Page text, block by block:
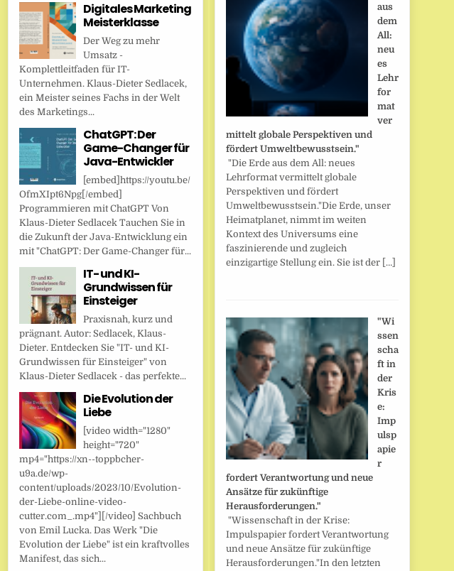
Digitales Marketing
Meisterklasse
Der Weg zu mehr
Umsatz -
Komplettleitfaden für IT-
Unternehmen. Klaus-Dieter Sedlacek,
ein Meister seines Fachs in der Welt
des Marketings...
ChatGPT: Der
Game-Changer für
Java-Entwickler
[embed]https://youtu.be/
OfmXIpt6Npg[/embed]
Programmieren mit ChatGPT Von
Klaus-Dieter Sedlacek Tauchen Sie in
die Zukunft der Java-Entwicklung ein
mit "ChatGPT: Der Game-Changer für...
IT- und KI-
Grundwissen für
Einsteiger
Praxisnah, kurz und
prägnant. Autor: Sedlacek, Klaus-
Dieter. Entdecken Sie "IT- und KI-
Grundwissen für Einsteiger" von
Klaus-Dieter Sedlacek - das perfekte...
Die Evolution der
Liebe
[video width="1280"
height="720"
mp4="https://xn--toppbcher-
u9a.de/wp-
content/uploads/2023/10/Evolution-
der-Liebe-online-video-
cutter.com_.mp4"][/video] Sachbuch
von Emil Lucka. Das Werk "Die
Evolution der Liebe" ist ein kraftvolles
Manifest, das sich...
aus
dem
All:
neu
es
Lehr
for
mat
ver
mittelt globale Perspektiven und
fördert Umweltbewusstsein."
"Die Erde aus dem All: neues
Lehrformat vermittelt globale
Perspektiven und fördert
Umweltbewusstsein."Die Erde, unser
Heimatplanet, nimmt im weiten
Kontext des Universums eine
faszinierende und zugleich
einzigartige Stellung ein. Sie ist der […]
"Wi
ssen
scha
ft in
der
Kris
e:
Imp
ulsp
apie
r
fordert Verantwortung und neue
Ansätze für zukünftige
Herausforderungen."
"Wissenschaft in der Krise:
Impulspapier fordert Verantwortung
und neue Ansätze für zukünftige
Herausforderungen."In den letzten